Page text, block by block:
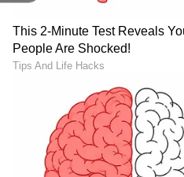
Image Credit :Getty